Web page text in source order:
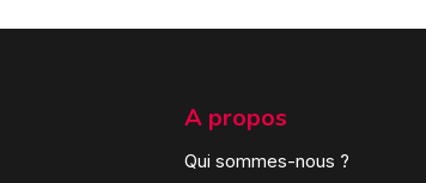
A propos
Qui sommes-nous ?